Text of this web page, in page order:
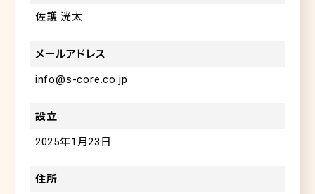
佐護 洸太
メールアドレス
info@s-core.co.jp
設立
2025年1月23日
住所